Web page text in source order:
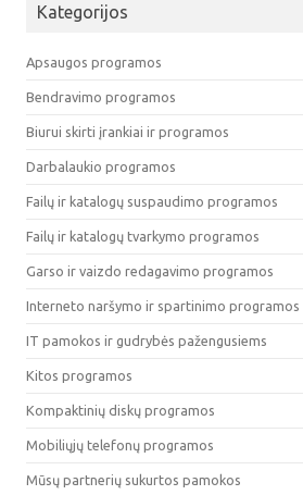
Kategorijos
Apsaugos programos
Bendravimo programos
Biurui skirti įrankiai ir programos
Darbalaukio programos
Failų ir katalogų suspaudimo programos
Failų ir katalogų tvarkymo programos
Garso ir vaizdo redagavimo programos
Interneto naršymo ir spartinimo programos
IT pamokos ir gudrybės pažengusiems
Kitos programos
Kompaktinių diskų programos
Mobiliųjų telefonų programos
Mūsų partnerių sukurtos pamokos